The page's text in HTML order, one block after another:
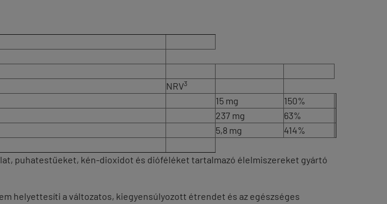
NRV3
15 mg
150%
237 mg
63%
5,8 mg 414%
puhatestűeket, kén-dioxidot és dióféléket tartalmazó élelmiszereket gyártó
helyettesíti a változatos, kiegyensúlyozott étrendet és az egészséges